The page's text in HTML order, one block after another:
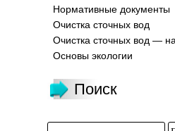
Нормативные документы
Очистка сточных вод
Очистка сточных вод —
Основы экологии
Поиск